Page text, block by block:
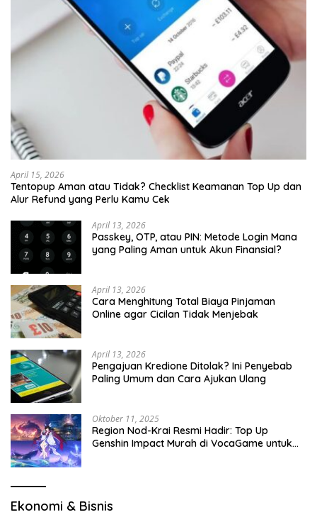
April 15, 2026
Tentopup Aman atau Tidak? Checklist Keamanan Top Up dan
Alur Refund yang Perlu Kamu Cek
April 13, 2026
Passkey, OTP, atau PIN: Metode Login Mana
yang Paling Aman untuk Akun Finansial?
April 13, 2026
Cara Menghitung Total Biaya Pinjaman
Online agar Cicilan Tidak Menjebak
April 13, 2026
Pengajuan Kredione Ditolak? Ini Penyebab
Paling Umum dan Cara Ajukan Ulang
Oktober 11, 2025
Region Nod-Krai Resmi Hadir: Top Up
Genshin Impact Murah di VocaGame untuk
Ekonomi & Bisnis